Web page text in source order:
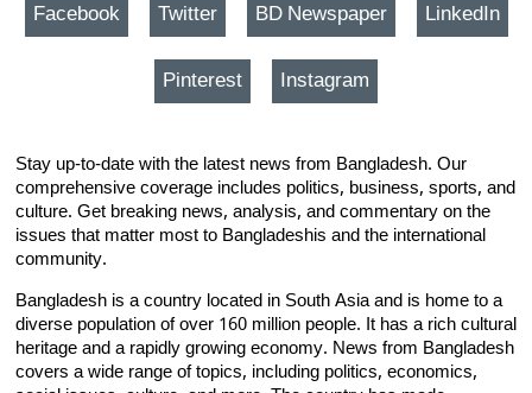
Facebook Twitter BD Newspaper LinkedIn
Pinterest Instagram
Stay up-to-date with the latest news from Bangladesh. Our
comprehensive coverage includes politics, business, sports, and
culture. Get breaking news, analysis, and commentary on the
issues that matter most to Bangladeshis and the international
community.
Bangladesh is a country located in South Asia and is home to a
diverse population of over 160 million people. It has a rich cultural
heritage and a rapidly growing economy. News from Bangladesh
covers a wide range of topics, including politics, economics,